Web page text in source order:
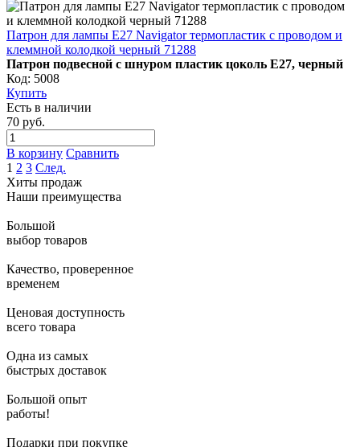
Патрон для лампы E27 Navigator термопластик с проводом и
клеммной колодкой черный 71288
Патрон подвесной с шнуром пластик цоколь Е27, черный
Код: 5008
Купить
Есть в наличии
70 руб.
В корзину Сравнить
1 2 3 След.
Хиты продаж
Наши преимущества
Большой
выбор товаров
Качество, проверенное
временем
Ценовая доступность
всего товара
Одна из самых
быстрых доставок
Большой опыт
работы!
Подарки при покупке